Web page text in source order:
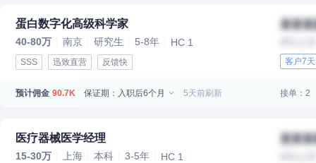
蛋白数字化高级科学家
40-80万 南京 研究生 5-8年 HC 1
SSS 迅致直营 反馈快
某某
客户7
预计佣金 90.7K 保证期：入职后6个月 5天前刷新 接单：2
医疗器械医学经理
15-30万 上海 本科 3-5年 HC 1
某某